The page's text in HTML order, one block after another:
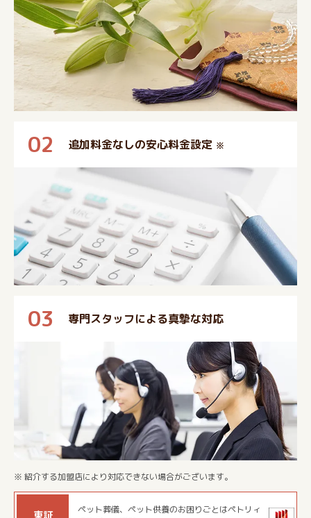
02 追加料金なしの安心料金設定 ※
03 専門スタッフによる真摯な対応
※ 紹介する加盟店により対応できない場合がございます。
東証
ペット葬儀、ペット供養のお困りごとはペトリィ